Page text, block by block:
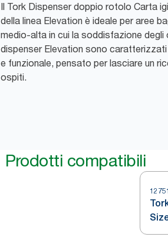
Il Tork Dispenser doppio rotolo Carta
della linea Elevation è ideale per aree
medio-alta in cui la soddisfazione degli
dispenser Elevation sono caratterizzati
e funzionale, pensato per lasciare un
ospiti.
Prodotti compatibili